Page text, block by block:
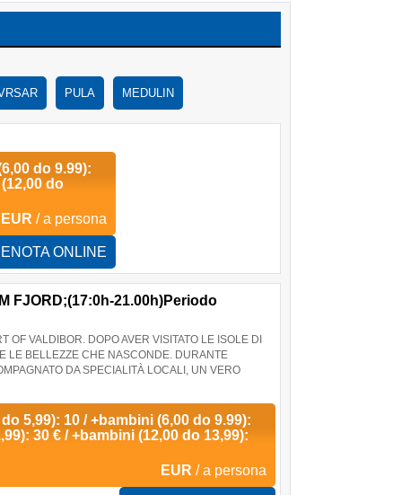
PULA MEDULIN
do 9.99):
do
EUR / a persona
ONLINE
FJORD;(17:0h-21.00h)Periodo
OF VALDIBOR. DOPO AVER VISITATO LE ISOLE DI
LE BELLEZZE CHE NASCONDE. DURANTE
DA SPECIALITÀ LOCALI, UN VERO
5,99): 10 / +bambini (6,00 do 9.99):
30 € / +bambini (12,00 do 13,99):
EUR / a persona